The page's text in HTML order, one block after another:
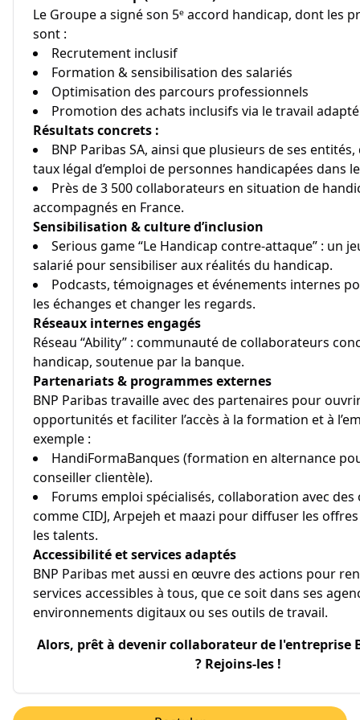
Le Groupe a signé son 5ᵉ accord handicap, dont les
sont :
Recrutement inclusif
Formation & sensibilisation des salariés
Optimisation des parcours professionnels
Promotion des achats inclusifs via le travail adapté
Résultats concrets :
BNP Paribas SA, ainsi que plusieurs de ses
taux légal d’emploi de personnes handicapées dans
Près de 3 500 collaborateurs en situation de
accompagnés en France.
Sensibilisation & culture d’inclusion
Serious game “Le Handicap contre-attaque” : un
salarié pour sensibiliser aux réalités du handicap.
Podcasts, témoignages et événements internes
les échanges et changer les regards.
Réseaux internes engagés
Réseau “Ability” : communauté de collaborateurs
handicap, soutenue par la banque.
Partenariats & programmes externes
BNP Paribas travaille avec des partenaires pour
opportunités et faciliter l’accès à la formation et à
exemple :
HandiFormaBanques (formation en alternance
conseiller clientèle).
Forums emploi spécialisés, collaboration avec
comme CIDJ, Arpejeh et maazi pour diffuser les
les talents.
Accessibilité et services adaptés
BNP Paribas met aussi en œuvre des actions pour
services accessibles à tous, que ce soit dans ses
environnements digitaux ou ses outils de travail.
Alors, prêt à devenir collaborateur de l'entreprise
? Rejoins-les !